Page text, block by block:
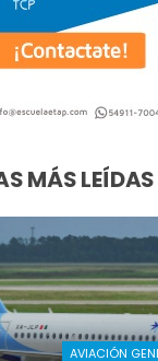
MÁS LEÍDAS
AVIACIÓN